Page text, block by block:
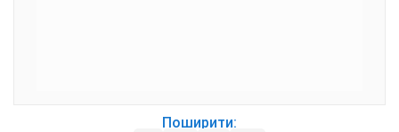
Поширити: